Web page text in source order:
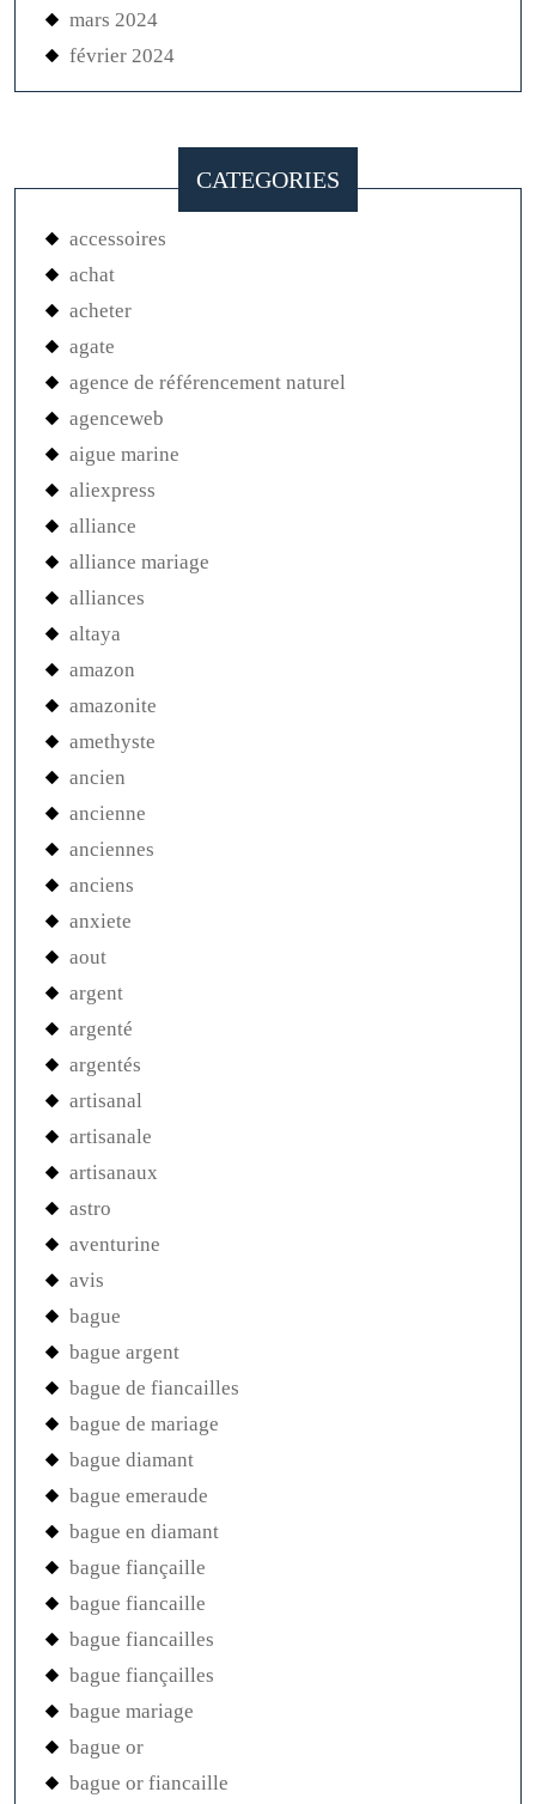
mars 2024
février 2024
CATEGORIES
accessoires
achat
acheter
agate
agence de référencement naturel
agenceweb
aigue marine
aliexpress
alliance
alliance mariage
alliances
altaya
amazon
amazonite
amethyste
ancien
ancienne
anciennes
anciens
anxiete
aout
argent
argenté
argentés
artisanal
artisanale
artisanaux
astro
aventurine
avis
bague
bague argent
bague de fiancailles
bague de mariage
bague diamant
bague emeraude
bague en diamant
bague fiançaille
bague fiancaille
bague fiancailles
bague fiançailles
bague mariage
bague or
bague or fiancaille